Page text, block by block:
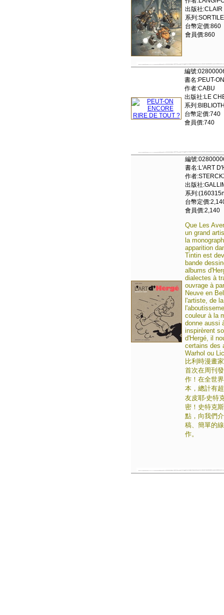
出版社
系列
台幣定價:860
會員價:860
編號
書名:PEUT-
作者:CABU
出版社:LE
系列
台幣定價:740
會員價:740
編號
書名:L'ART
作者
出版社
系列
台幣定價
會員價:2,140
Que Les
un grand
la
apparition
Tintin est
bande
albums
dialectes à
ouvrage à
Neuve en
l'artiste, de
couleur à la
donne aussi
inspirèrent
d'Hergé, il
certains des
Warhol ou
比利時漫畫
首次在周刊
作！在全世
本，總計有
友皮耶‧史特
密！史特克
點，向我們
稿、簡單的
作。